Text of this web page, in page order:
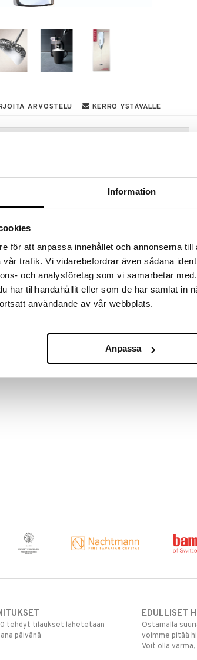
Information
för att anpassa innehållet och annonserna
trafik. Vi vidarebefordrar även sådana
och analysföretag som vi samarbetar
har tillhandahållit eller som de har samlat in
användande av vår webbplats.
Anpassa
ARVOSTELU KERRO YSTÄVÄLLE
hinnoilla!
31.8.2026 asti mutta ole nopea -
voivat päästä loppumaan!
metallipinta ja vankka rakenne.
varsi ja kulutusta kestävä moottori. Vispilän pää on
sopii sekä eläin- että kasvipohjaisen maidon
luo runsasta ja kermaista vaahdotettua maitoa
tehdyt tilaukset lähetetään
päivänä
EDULLISET
Ostamalla
voimme pitää
Voit olla